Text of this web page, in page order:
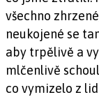
všechno
neukojené se
aby trpělivě a
mlčenlivě
co vymizelo z